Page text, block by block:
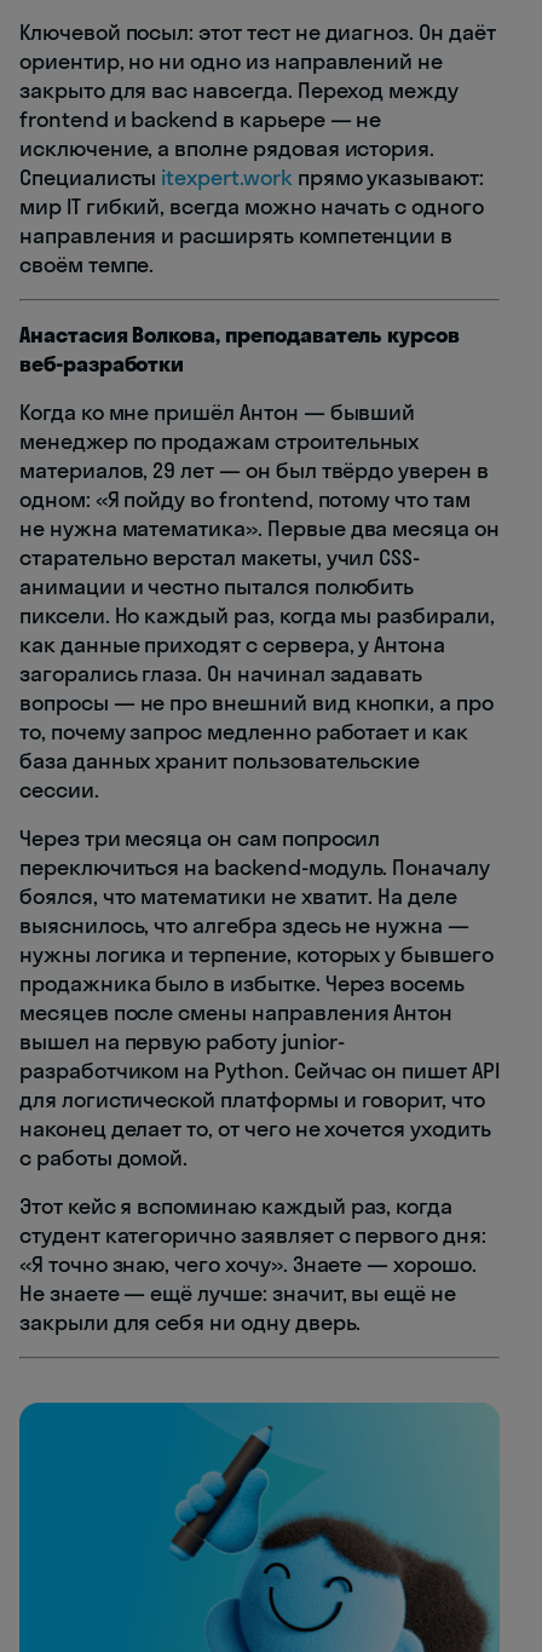
Ключевой посыл: этот тест не диагноз. Он даёт
ориентир, но ни одно из направлений не
закрыто для вас навсегда. Переход между
frontend и backend в карьере — не
исключение, а вполне рядовая история.
Специалисты itexpert.workпрямо указывают:
мир IT гибкий, всегда можно начать с одного
направления и расширять компетенции в
своём темпе.
Анастасия Волкова, преподаватель курсов
веб-разработки
Когда ко мне пришёл Антон — бывший
менеджер по продажам строительных
материалов, 29 лет — он был твёрдо уверен в
одном: «Я пойду во frontend, потому что там
не нужна математика». Первые два месяца он
старательно верстал макеты, учил CSS-
анимации и честно пытался полюбить
пиксели. Но каждый раз, когда мы разбирали,
как данные приходят с сервера, у Антона
загорались глаза. Он начинал задавать
вопросы — не про внешний вид кнопки, а про
то, почему запрос медленно работает и как
база данных хранит пользовательские
сессии.
Через три месяца он сам попросил
переключиться на backend-модуль. Поначалу
боялся, что математики не хватит. На деле
выяснилось, что алгебра здесь не нужна —
нужны логика и терпение, которых у бывшего
продажника было в избытке. Через восемь
месяцев после смены направления Антон
вышел на первую работу junior-
разработчиком на Python. Сейчас он пишет API
для логистической платформы и говорит, что
наконец делает то, от чего не хочется уходить
с работы домой.
Этот кейс я вспоминаю каждый раз, когда
студент категорично заявляет с первого дня:
«Я точно знаю, чего хочу». Знаете — хорошо.
Не знаете — ещё лучше: значит, вы ещё не
закрыли для себя ни одну дверь.